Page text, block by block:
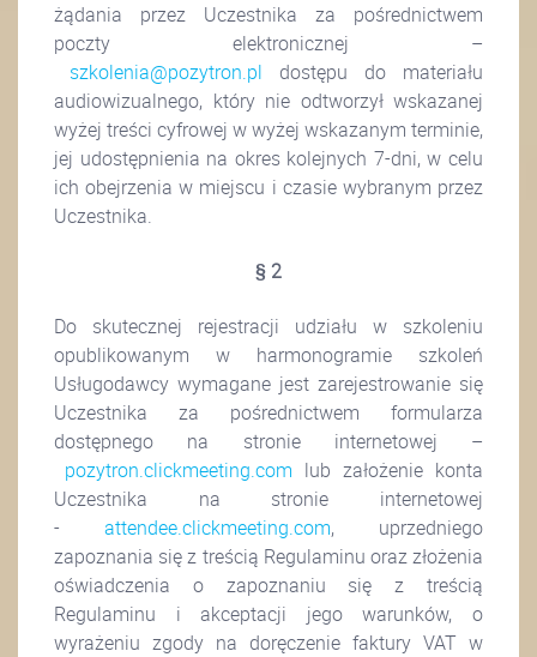
żądania przez Uczestnika za pośrednictwem
poczty elektronicznej –
szkolenia@pozytron.pl dostępu do materiału
audiowizualnego, który nie odtworzył wskazanej
wyżej treści cyfrowej w wyżej wskazanym terminie,
jej udostępnienia na okres kolejnych 7-dni, w celu
ich obejrzenia w miejscu i czasie wybranym przez
Uczestnika.
§ 2
Do skutecznej rejestracji udziału w szkoleniu
opublikowanym w harmonogramie szkoleń
Usługodawcy wymagane jest zarejestrowanie się
Uczestnika za pośrednictwem formularza
dostępnego na stronie internetowej –
pozytron.clickmeeting.com lub założenie konta
Uczestnika na stronie internetowej
- attendee.clickmeeting.com, uprzedniego
zapoznania się z treścią Regulaminu oraz złożenia
oświadczenia o zapoznaniu się z treścią
Regulaminu i akceptacji jego warunków, o
wyrażeniu zgody na doręczenie faktury VAT w